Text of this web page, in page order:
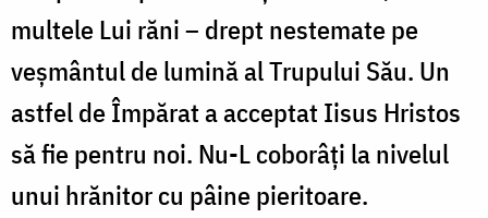
multele Lui răni – drept nestemate pe
veșmântul de lumină al Trupului Său. Un
astfel de Împărat a acceptat Iisus Hristos
să fie pentru noi. Nu-L coborâți la nivelul
unui hrănitor cu pâine pieritoare.